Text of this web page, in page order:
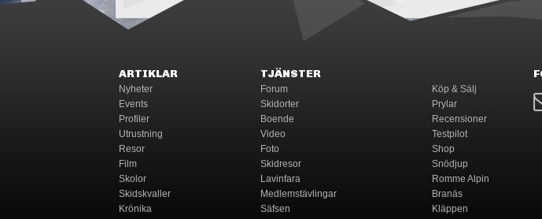
ARTIKLAR
Nyheter
Events
Profiler
Utrustning
Resor
Film
Skolor
Skidskvaller
Krönika
TJÄNSTER
Forum
Skidorter
Boende
Video
Foto
Skidresor
Lavinfara
Medlemstävlingar
Säfsen
Köp & Sälj
Prylar
Recensioner
Testpilot
Shop
Snödjup
Romme Alpin
Branäs
Kläppen